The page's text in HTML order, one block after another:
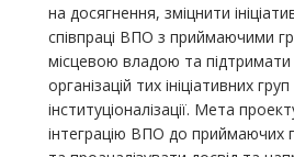
на досягнення, зміцнити
співпраці ВПО з приймаючими
місцевою владою та
організацій тих ініціативних
інституціоналізації. Мета
інтеграцію ВПО до приймаючих